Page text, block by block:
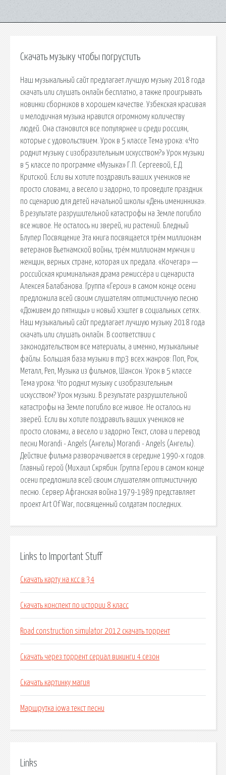
Скачать музыку чтобы погрустить
Наш музыкальный сайт предлагает лучшую музыку 2018 года
скачать или слушать онлайн бесплатно, а также проигрывать
новинки сборников в хорошем качестве. Узбекская красивая
и мелодичная музыка нравится огромному количеству
людей. Она становится все популярнее и среди россиян,
которые с удовольствием. Урок в 5 классе Тема урока: «Что
роднит музыку с изобразительным искусством?» Урок музыки
в 5 классе по программе «Музыка» Г.П. Сергеевой, Е.Д.
Критской. Если вы хотите поздравить ваших учеников не
просто словами, а весело и задорно, то проведите праздник
по сценарию для детей начальной школы «День именинника».
В результате разрушительной катастрофы на Земле погибло
все живое. Не осталось ни зверей, ни растений. Бледный
Блупер Посвящение Эта книга посвящается трём миллионам
ветеранов Вьетнамской войны, трём миллионам мужчин и
женщин, верных стране, которая их предала. «Кочегар» —
российская криминальная драма режиссёра и сценариста
Алексея Балабанова. Группа «Герои» в самом конце осени
предложила всей своим слушателям оптимистичную песню
«Доживем до пятницы» и новый хэштег в социальных сетях.
Наш музыкальный сайт предлагает лучшую музыку 2018 года
скачать или слушать онлайн. В соответствии с
законодательством все материалы, а именно, музыкальные
файлы. Большая база музыки в mp3 всех жанров: Поп, Рок,
Металл, Реп, Музыка из фильмов, Шансон. Урок в 5 классе
Тема урока: Что роднит музыку с изобразительным
искусством? Урок музыки. В результате разрушительной
катастрофы на Земле погибло все живое. Не осталось ни
зверей. Если вы хотите поздравить ваших учеников не
просто словами, а весело и задорно Текст, слова и перевод
песни Morandi - Angels (Ангелы) Morandi - Angels (Ангелы).
Действие фильма разворачивается в середине 1990-х годов.
Главный герой (Михаил Скрябин. Группа Герои в самом конце
осени предложила всей своим слушателям оптимистичную
песню. Сервер Афганская война 1979-1989 представляет
проект Art Of War, посвященный солдатам последних.
Links to Important Stuff
Скачать карту на ксс в 34
Скачать конспект по истории 8 класс
Road construction simulator 2012 скачать торрент
Скачать через торрент сериал викинги 4 сезон
Скачать картинку магия
Маршрутка iowa текст песни
Links